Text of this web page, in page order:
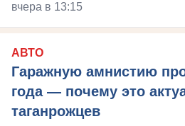
вчера в 13:15
АВТО
Гаражную амнистию
года — почему это
таганрожцев